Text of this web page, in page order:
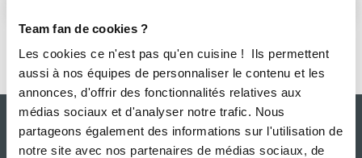
Team fan de cookies ?
Les cookies ce n'est pas qu'en cuisine ! Ils permettent
aussi à nos équipes de personnaliser le contenu et les
annonces, d'offrir des fonctionnalités relatives aux
médias sociaux et d'analyser notre trafic. Nous
partageons également des informations sur l'utilisation de
notre site avec nos partenaires de médias sociaux, de